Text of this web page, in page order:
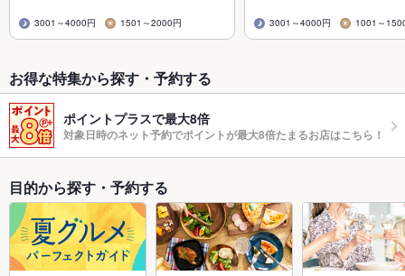
3001～4000円 1501～2000円 3001～4000円 1001～
お得な特集から探す・予約する
ポイントプラスで最大8倍
対象日時のネット予約でポイントが最大8倍たまるお店はこちら！
目的から探す・予約する